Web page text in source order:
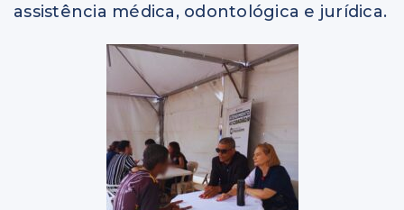
assistência médica, odontológica e jurídica.